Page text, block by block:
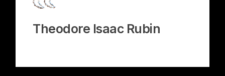
Theodore Isaac Rubin